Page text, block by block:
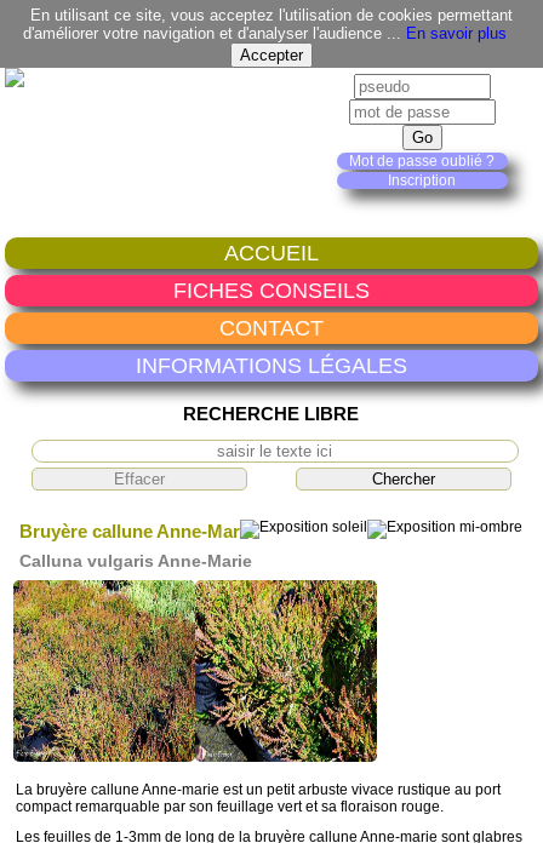
En utilisant ce site, vous acceptez l'utilisation de cookies permettant
d'améliorer votre navigation et d'analyser l'audience ... En savoir plus
Mot de passe oublié ?
Inscription
ACCUEIL
FICHES CONSEILS
CONTACT
INFORMATIONS LÉGALES
RECHERCHE LIBRE
Bruyère callune Anne-Marie
Calluna vulgaris Anne-Marie
La bruyère callune Anne-marie est un petit arbuste vivace rustique au port
compact remarquable par son feuillage vert et sa floraison rouge.
Les feuilles de 1-3mm de long de la bruyère callune Anne-marie sont glabres